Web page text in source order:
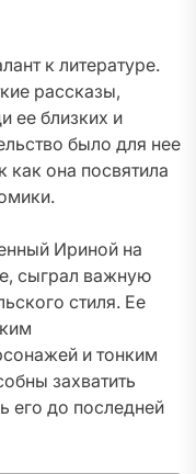
к литературе.
рассказы,
ее близких и
было для нее
как она посвятила
Ириной на
сыграл важную
стиля. Ее
и тонким
захватить
его до последней